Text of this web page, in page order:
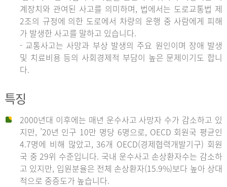
계장치와 관여된 사고를 의미하며, 법에서는 도로교통법 제
2조의 규정에 의한 도로에서 차량의 운행 중 사람에게 피해
가 발생한 사고를 말하고 있습니다.
- 교통사고는 사망과 부상 발생의 주요 원인이며 장애 발생
및 치료비용 등의 사회경제적 부담이 높은 문제이기도 합니
다.
특징
2000년대 이후에는 매년 운수사고 사망자 수가 감소하고 있
지만, ’20년 인구 10만 명당 6명으로, OECD 회원국 평균인
4.7명에 비해 많았고, 36개 OECD(경제협력개발기구) 회원
국 중 29위 수준입니다. 국내 운수사고 손상환자수는 감소하
고 있지만, 입원분율은 전체 손상환자(15.9%)보다 높아 상대
적으로 중증도가 높습니다.